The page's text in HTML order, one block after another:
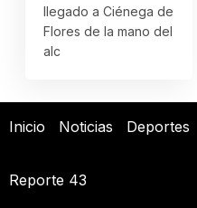
llegado a Ciénega de
Flores de la mano del
alc
Inicio Noticias Deportes
Reporte 43